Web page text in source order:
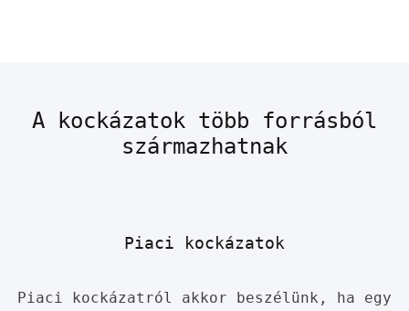
A kockázatok több forrásból
származhatnak
Piaci kockázatok
Piaci kockázatról akkor beszélünk, ha egy